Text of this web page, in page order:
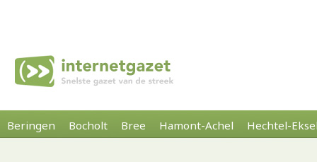
Beringen Bocholt Bree Hamont-Achel Hechtel-